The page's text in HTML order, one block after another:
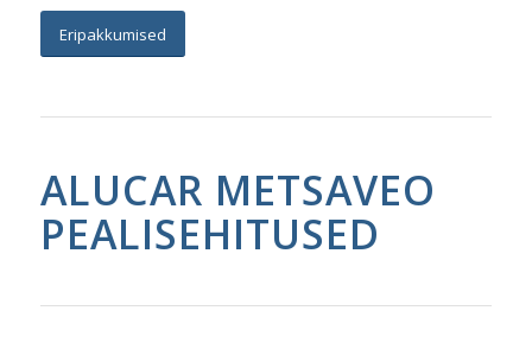
Eripakkumised
ALUCAR METSAVEO
PEALISEHITUSED